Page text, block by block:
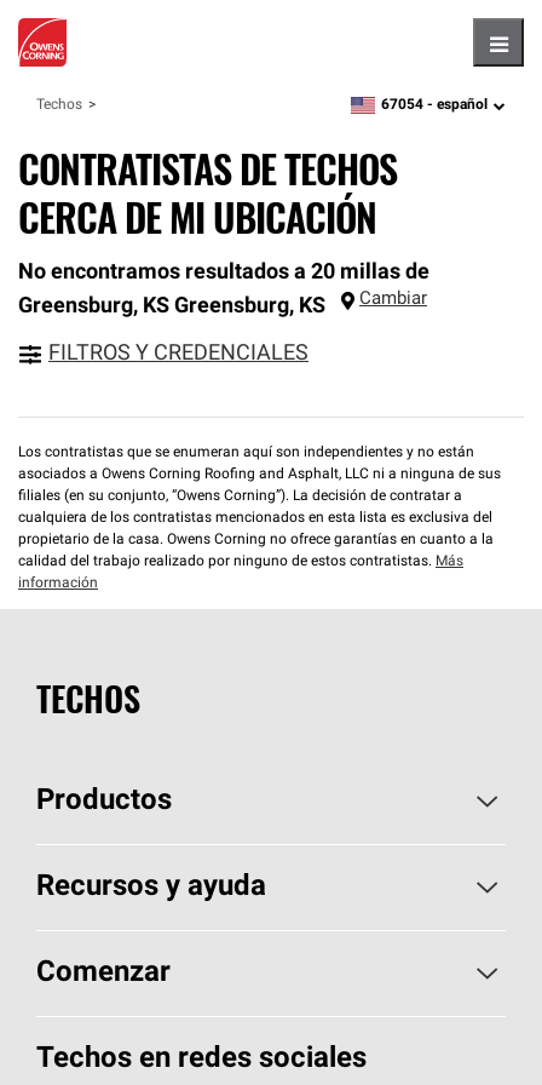
Techos zipcode,language
67054 - español
CONTRATISTAS DE TECHOS
CERCA DE MI UBICACIÓN
No encontramos resultados a 20 millas de
Greensburg, KS Greensburg, KS Cambiar
FILTROS Y CREDENCIALES
Los contratistas que se enumeran aquí son independientes y no están
asociados a Owens Corning Roofing and Asphalt, LLC ni a ninguna de sus
filiales (en su conjunto, “Owens Corning”). La decisión de contratar a
cualquiera de los contratistas mencionados en esta lista es exclusiva del
propietario de la casa. Owens Corning no ofrece garantías en cuanto a la
calidad del trabajo realizado por ninguno de estos contratistas. Más
información
TECHOS
Productos
Elija sus tejas
Encuentre un contratista
Componentes para techos
Recursos y ayuda
Aspectos básicos sobre techos
Herramientas de diseño y color
Comenzar
Llame al 1-800-GET-PINK®
Techos en redes sociales